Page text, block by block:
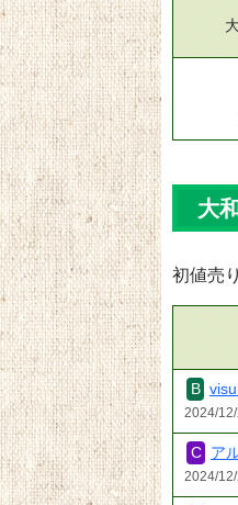
大
初値売
2024/
ア
2024/